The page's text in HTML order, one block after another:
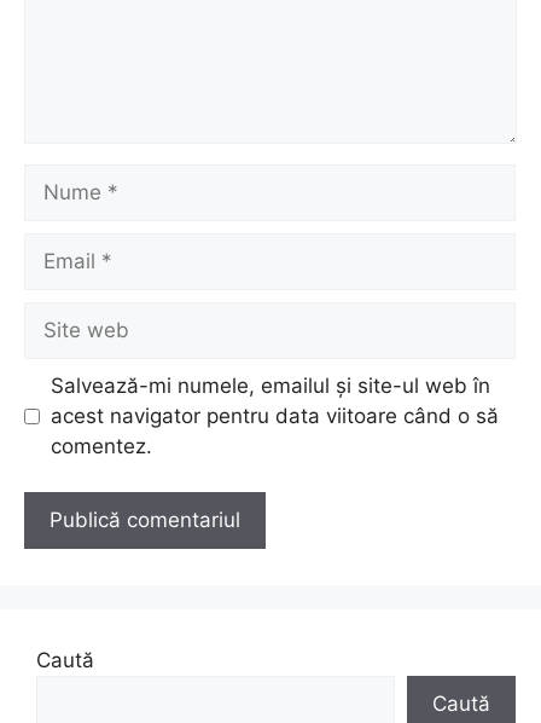
web
Salvează-mi numele, emailul și site-ul web în
acest navigator pentru data viitoare când o să
comentez.
Caută
Caută